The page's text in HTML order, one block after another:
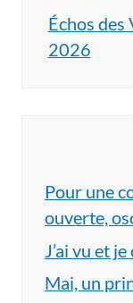
Échos
2026
Pour une
ouverte,
J’ai vu et
Mai, un